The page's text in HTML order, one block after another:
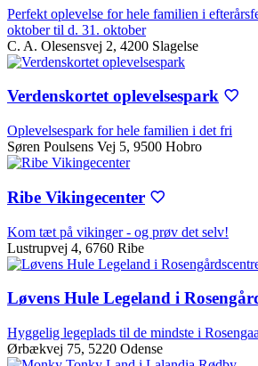
Perfekt oplevelse for hele familien i
oktober til d. 31. oktober
C. A. Olesensvej 2, 4200 Slagelse
Verdenskortet oplevelsespark
Oplevelsespark for hele familien i det fri
Søren Poulsens Vej 5, 9500 Hobro
Ribe Vikingecenter
Kom tæt på vikinger - og prøv det selv!
Lustrupvej 4, 6760 Ribe
Løvens Hule Legeland i
Hyggelig legeplads til de mindste i
Ørbækvej 75, 5220 Odense